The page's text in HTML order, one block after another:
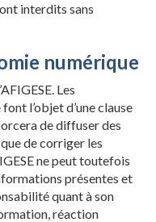
interdits sans
numérique
Les
l’objet d’une clause
de diffuser des
de corriger les
ne peut toutefois
présentes et
quant à son
réaction